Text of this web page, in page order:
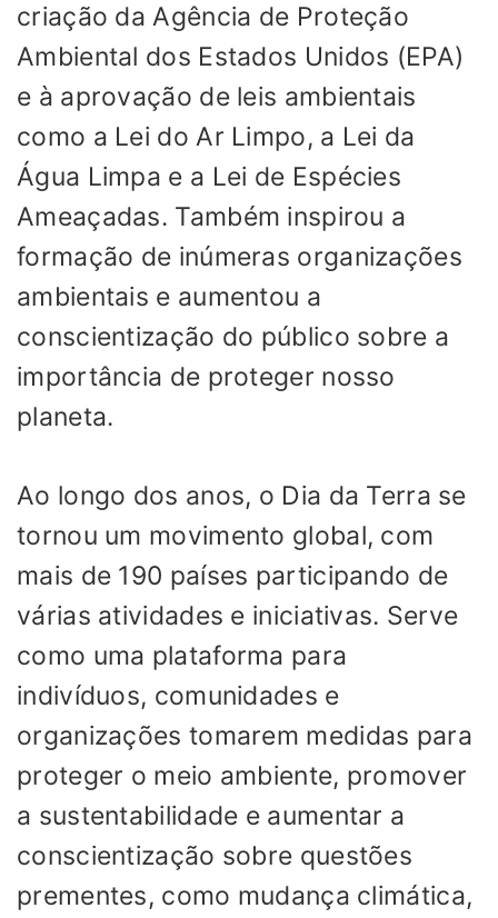
criação da Agência de Proteção
Ambiental dos Estados Unidos (EPA)
e à aprovação de leis ambientais
como a Lei do Ar Limpo, a Lei da
Água Limpa e a Lei de Espécies
Ameaçadas. Também inspirou a
formação de inúmeras organizações
ambientais e aumentou a
conscientização do público sobre a
importância de proteger nosso
planeta.
Ao longo dos anos, o Dia da Terra se
tornou um movimento global, com
mais de 190 países participando de
várias atividades e iniciativas. Serve
como uma plataforma para
indivíduos, comunidades e
organizações tomarem medidas para
proteger o meio ambiente, promover
a sustentabilidade e aumentar a
conscientização sobre questões
prementes, como mudança climática,